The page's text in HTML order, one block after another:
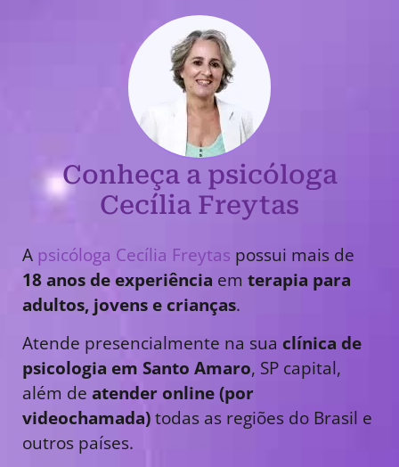
Conheça a psicóloga
Cecília Freytas
A psicóloga Cecília Freytas possui mais de
18 anos de experiência em terapia para
adultos, jovens e crianças.
Atende presencialmente na sua clínica de
psicologia em Santo Amaro, SP capital,
além de atender online (por
videochamada)todas as regiões do Brasil e
outros países.